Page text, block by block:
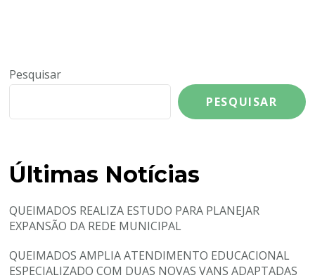
Pesquisar
PESQUISAR
Últimas Notícias
QUEIMADOS REALIZA ESTUDO PARA PLANEJAR
EXPANSÃO DA REDE MUNICIPAL
QUEIMADOS AMPLIA ATENDIMENTO EDUCACIONAL
ESPECIALIZADO COM DUAS NOVAS VANS ADAPTADAS